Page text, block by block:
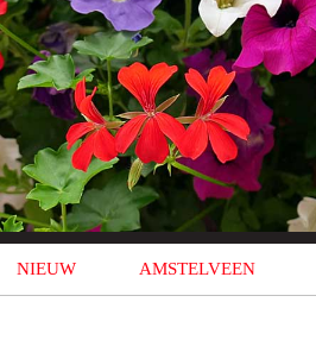
NIEUW AMSTELVEEN